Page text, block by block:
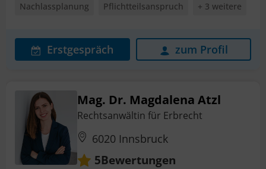
Nachlassplanung
Pflichtteilsanspruch + 3 weitere
Erstgespräch zum Profil
Mag. Dr. Magdalena Atzl
Rechtsanwältin für Erbrecht
6020 Innsbruck
5Bewertungen